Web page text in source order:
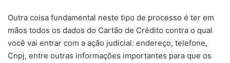
Outra coisa fundamental neste tipo de processo é ter em
mãos todos os dados do Cartão de Crédito contra o qual
você vai entrar com a ação judicial: endereço, telefone,
Cnpj, entre outras informações importantes para que os